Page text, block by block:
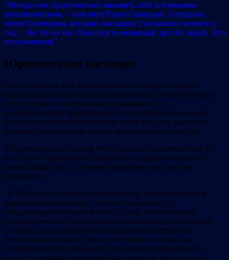
“Иногда они предпочитают называть себя историками-
ревизионистами, – поясняет Павел Савицкий, сотрудник
музея Освенцима, который посещают 2 миллиона человек в
год. – Но это не так. Они просто ненавидят других людей. Это
антисемитизм”.
Юридическое наследие
После войны, в ходе Нюрнбергского процесса лидеров
нацистов привлекли к ответственности за государственные
преступления, совершенные в Германии и на
оккупированных территориях. Тогда в мрачный лексикон
военных преступлений впервые были введены два новых
понятия: преступление против человечности и геноцид.
Юридическим наследием этого суда над нацизмом стало то,
что с 1945 года ни одно суверенное государство не имеет
права обращаться со своими гражданами так, как ему
вздумается.
“В 1945 году произошла удивительная, революционная и
значительная перемена, – считает специалист по
международному праву Филипп Сэндс, принимавший
участие во многих трибуналах по военным преступлениям. –
До 1945 года, если какое-то государство захотело бы
уничтожить половину своего населения, если бы там
калечили или пытали людей, если бы они пропадали без
вести, то никакой международный закон не мог бы этому